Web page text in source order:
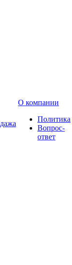
О компании
Политика
Вопрос-
ответ